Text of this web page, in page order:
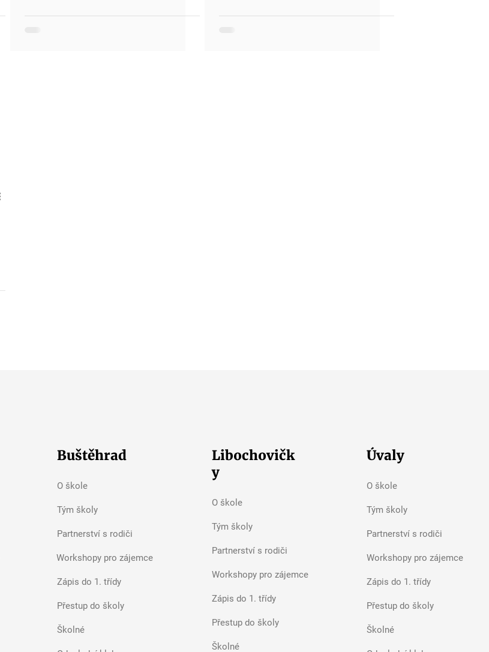
Buštěhrad
O škole
Tým školy
Partnerství s rodiči
Workshopy pro zájemce
Zápis do 1. třídy
Přestup do školy
Školné
Libochovičk
y
O škole
Tým školy
Partnerství s rodiči
Workshopy pro zájemce
Zápis do 1. třídy
Přestup do školy
Školné
Úvaly
O škole
Tým školy
Partnerství s rodiči
Workshopy pro zájemce
Zápis do 1. třídy
Přestup do školy
Školné